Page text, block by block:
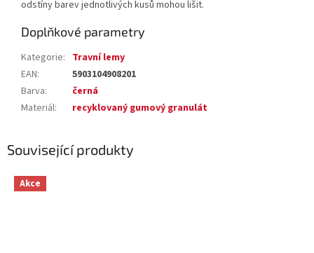
odstíny barev jednotlivých kusů mohou lišit.
Doplňkové parametry
Kategorie: Travní lemy
EAN:
5903104908201
Barva:
černá
Materiál: recyklovaný gumový granulát
Související produkty
Akce